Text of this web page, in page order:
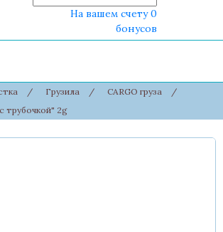
На вашем счету 0
бонусов
/ Грузила / CARGO груза
/
трубочкой" 2g